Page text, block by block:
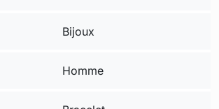
Bijoux
Homme